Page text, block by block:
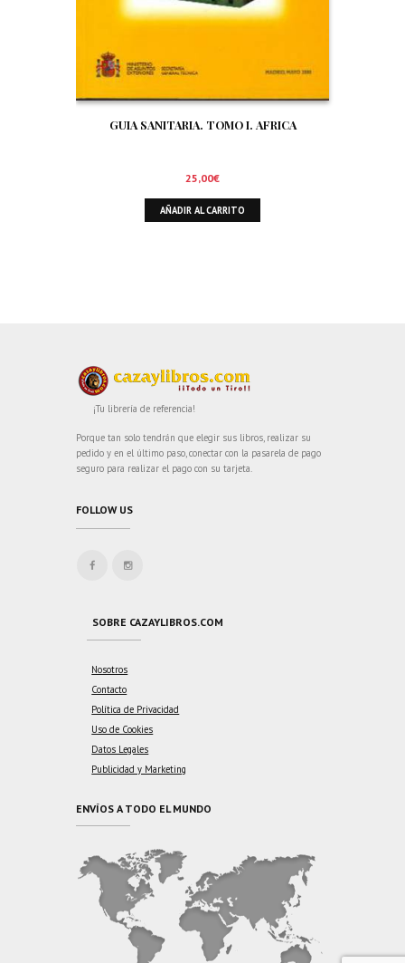
GUIA SANITARIA. TOMO I. AFRICA
25,00€
AÑADIR AL CARRITO
¡Tu librería de referencia!
Porque tan solo tendrán que elegir sus libros, realizar su
pedido y en el último paso, conectar con la pasarela de pago
seguro para realizar el pago con su tarjeta.
FOLLOW US
SOBRE CAZAYLIBROS.COM
Nosotros
Contacto
Política de Privacidad
Uso de Cookies
Datos Legales
Publicidad y Marketing
ENVÍOS A TODO EL MUNDO